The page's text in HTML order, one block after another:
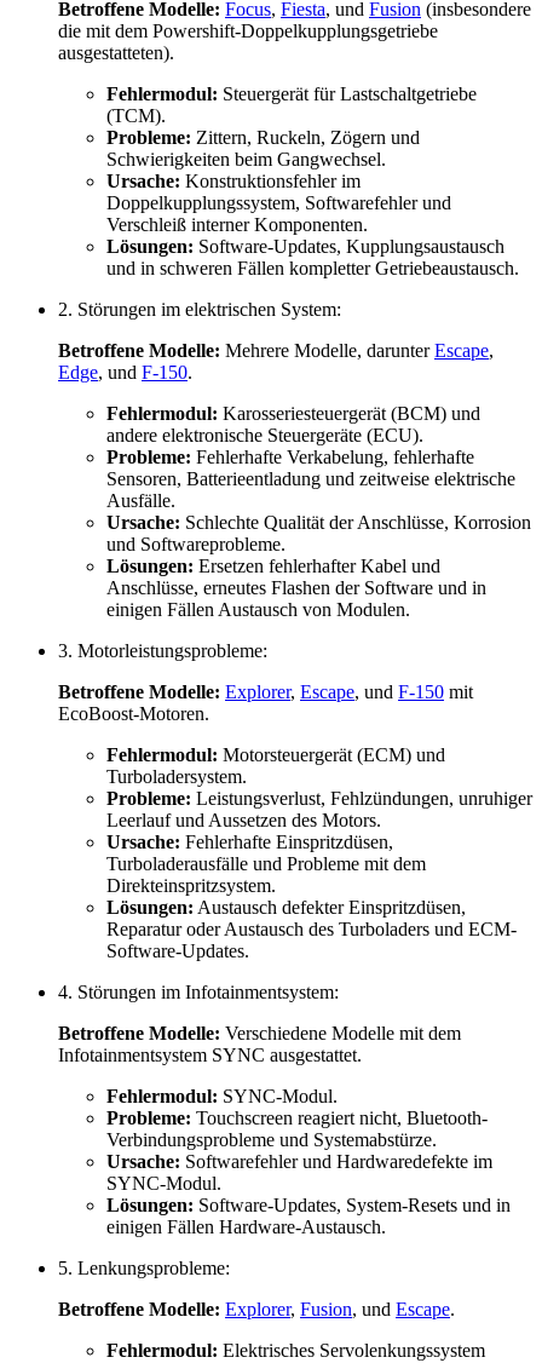
Betroffene Modelle: Focus, Fiesta, und Fusion (insbesondere
die mit dem Powershift-Doppelkupplungsgetriebe
ausgestatteten).
Fehlermodul: Steuergerät für Lastschaltgetriebe
(TCM).
Probleme: Zittern, Ruckeln, Zögern und
Schwierigkeiten beim Gangwechsel.
Ursache: Konstruktionsfehler im
Doppelkupplungssystem, Softwarefehler und
Verschleiß interner Komponenten.
Lösungen: Software-Updates, Kupplungsaustausch
und in schweren Fällen kompletter Getriebeaustausch.
2. Störungen im elektrischen System:
Betroffene Modelle: Mehrere Modelle, darunterEscape,
Edge, und F-150.
Fehlermodul: Karosseriesteuergerät (BCM) und
andere elektronische Steuergeräte (ECU).
Probleme: Fehlerhafte Verkabelung, fehlerhafte
Sensoren, Batterieentladung und zeitweise elektrische
Ausfälle.
Ursache: Schlechte Qualität der Anschlüsse, Korrosion
und Softwareprobleme.
Lösungen: Ersetzen fehlerhafter Kabel und
Anschlüsse, erneutes Flashen der Software und in
einigen Fällen Austausch von Modulen.
3. Motorleistungsprobleme:
Betroffene Modelle: Explorer, Escape, und F-150 mit
EcoBoost-Motoren.
Fehlermodul: Motorsteuergerät (ECM) und
Turboladersystem.
Probleme: Leistungsverlust, Fehlzündungen, unruhiger
Leerlauf und Aussetzen des Motors.
Ursache: Fehlerhafte Einspritzdüsen,
Turboladerausfälle und Probleme mit dem
Direkteinspritzsystem.
Lösungen: Austausch defekter Einspritzdüsen,
Reparatur oder Austausch des Turboladers und ECM-
Software-Updates.
4. Störungen im Infotainmentsystem:
Betroffene Modelle: Verschiedene Modelle mit dem
Infotainmentsystem SYNC ausgestattet.
Fehlermodul: SYNC-Modul.
Probleme: Touchscreen reagiert nicht, Bluetooth-
Verbindungsprobleme und Systemabstürze.
Ursache: Softwarefehler und Hardwaredefekte im
SYNC-Modul.
Lösungen: Software-Updates, System-Resets und in
einigen Fällen Hardware-Austausch.
5. Lenkungsprobleme:
Betroffene Modelle: Explorer, Fusion, und Escape.
Fehlermodul: Elektrisches Servolenkungssystem